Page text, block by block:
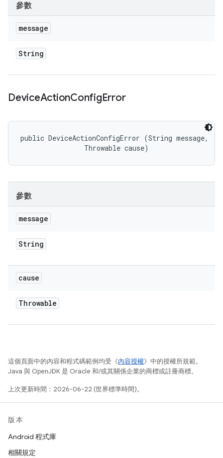
參數
message
String
DeviceActionConfigError
public DeviceActionConfigError (String message,
                Throwable cause)
參數
message
String
cause
Throwable
這個頁面中的內容和程式碼範例均受《內容授權》中的授權所規範。
Java 與 OpenJDK 是 Oracle 和/或其關係企業的商標或註冊商標。
上次更新時間：2026-06-22 (世界標準時間)。
版本
Android 程式庫
相關規定